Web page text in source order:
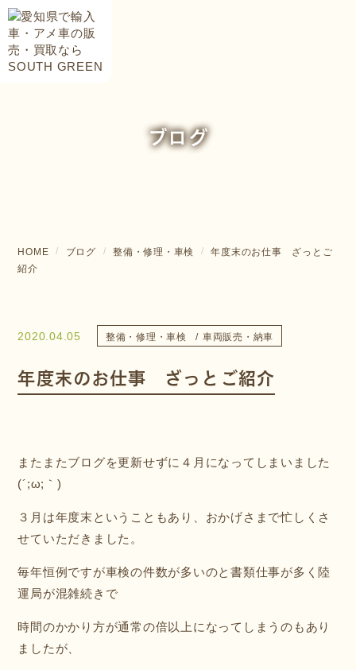
ブログ
HOME ブログ 整備・修理・車検
年度末のお仕事 ざっとご
紹介
2020.04.05 整備・修理・車検 車両販売・納車
年度末のお仕事 ざっとご紹介
またまたブログを更新せずに４月になってしまいました
(´;ω;｀)
３月は年度末ということもあり、おかげさまで忙しくさ
せていただきました。
毎年恒例ですが車検の件数が多いのと書類仕事が多く陸
運局が混雑続きで
時間のかかり方が通常の倍以上になってしまうのもあり
ましたが、